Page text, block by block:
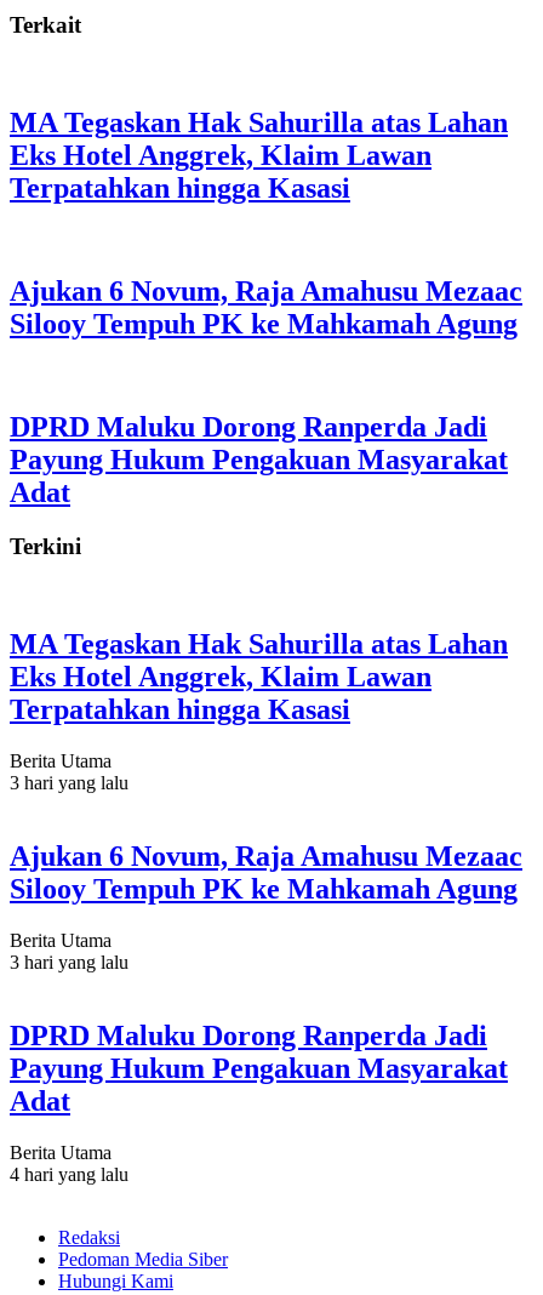
Terkait
MA Tegaskan Hak Sahurilla atas Lahan
Eks Hotel Anggrek, Klaim Lawan
Terpatahkan hingga Kasasi
Ajukan 6 Novum, Raja Amahusu Mezaac
Silooy Tempuh PK ke Mahkamah Agung
DPRD Maluku Dorong Ranperda Jadi
Payung Hukum Pengakuan Masyarakat
Adat
Terkini
MA Tegaskan Hak Sahurilla atas Lahan
Eks Hotel Anggrek, Klaim Lawan
Terpatahkan hingga Kasasi
Berita Utama
3 hari yang lalu
Ajukan 6 Novum, Raja Amahusu Mezaac
Silooy Tempuh PK ke Mahkamah Agung
Berita Utama
3 hari yang lalu
DPRD Maluku Dorong Ranperda Jadi
Payung Hukum Pengakuan Masyarakat
Adat
Berita Utama
4 hari yang lalu
Redaksi
Pedoman Media Siber
Hubungi Kami